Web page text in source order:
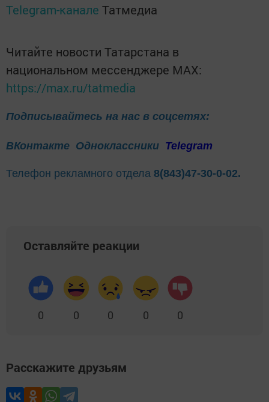
Telegram-канале Татмедиа
Читайте новости Татарстана в
национальном мессенджере MАХ:
https://max.ru/tatmedia
Подписывайтесь на нас в соцсетях:
ВКонтакте Одноклассники Telegram
Телефон рекламного отдела 8(843)47-30-0-02.
Оставляйте реакции
0 0 0 0 0
Расскажите друзьям